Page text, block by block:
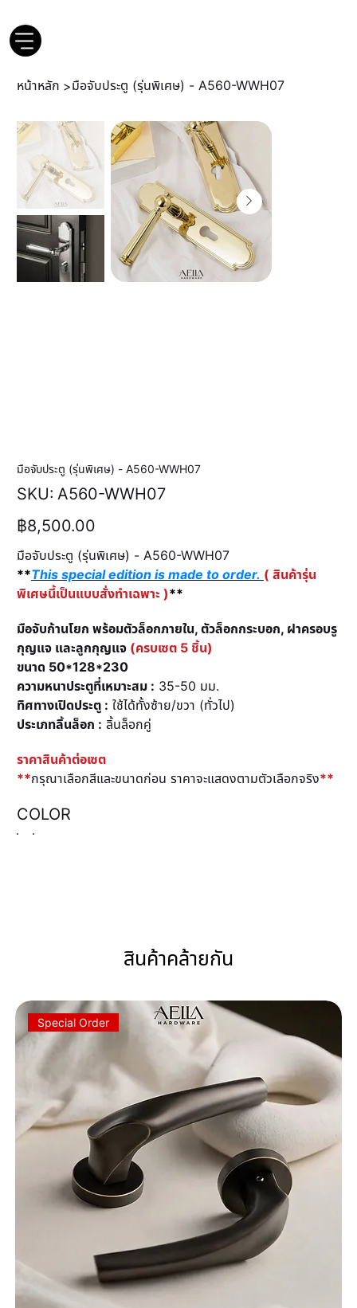
หน้าหลัก >มือจับประตู (รุ่นพิเศษ) - A560-WWH07
มือจับประตู (รุ่นพิเศษ) - A560-WWH07
SKU:
SKU
A560-
A560-WWH07
ราคา
฿8,500.00
มือจับประตู (รุ่นพิเศษ) - A560-WWH07
**This special edition is made to order. ( สินค้ารุ่น
พิเศษนี้เป็นแบบสั่งทำเฉพาะ )**
มือจับก้านโยก พร้อมตัวล็อกภายใน, ตัวล็อกกระบอก, ฝาครอบรู
กุญแจ และลูกกุญแจ (ครบเซต 5 ชิ้น)
ขนาด 50*128*230
ความหนาประตูที่เหมาะสม : 35-50 มม.
ทิศทางเปิดประตู : ใช้ได้ทั้งซ้าย/ขวา (ทั่วไป)
ประเภทลิ้นล็อก : ลิ้นล็อกคู่
ราคาสินค้าต่อเซต
**กรุณาเลือกสีและขนาดก่อน ราคาจะแสดงตามตัวเลือกจริง**
COLOR
สินค้าคล้ายกัน
Special Order